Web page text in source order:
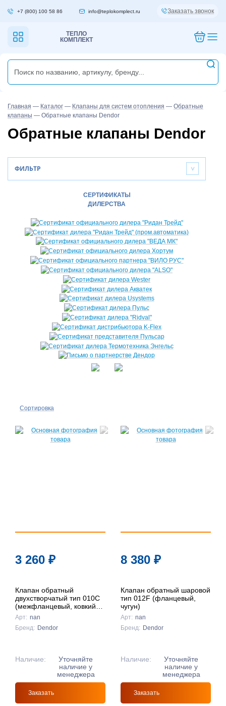
+7 (800) 100 58 86 info@teplokomplect.ru Заказать звонок
ТЕПЛО
КОМПЛЕКТ
Главная — Каталог — Клапаны для систем отопления — Обратные
клапаны — Обратные клапаны Dendor
Обратные клапаны Dendor
ФИЛЬТР >
СЕРТИФИКАТЫ
ДИЛЕРСТВА
Сортировка
↑
↓
3 260 ₽
Клапан обратный
двухстворчатый тип 010C
(межфланцевый, ковкий
чугун)
Арт: nan
Бренд: Dendor
Наличие:
Уточняйте
наличие у
менеджера
Заказать
8 380 ₽
Клапан обратный шаровой
тип 012F (фланцевый,
чугун)
Арт: nan
Бренд: Dendor
Наличие:
Уточняйте
наличие у
менеджера
Заказать